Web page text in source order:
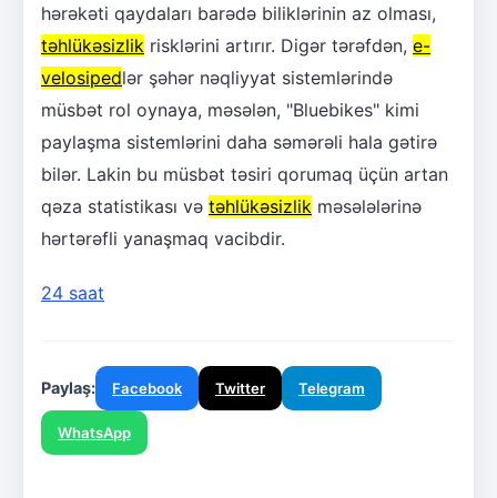
hərəkəti qaydaları barədə biliklərinin az olması,
təhlükəsizlik risklərini artırır. Digər tərəfdən, e-
velosipedlər şəhər nəqliyyat sistemlərində
müsbət rol oynaya, məsələn, "Bluebikes" kimi
paylaşma sistemlərini daha səmərəli hala gətirə
bilər. Lakin bu müsbət təsiri qorumaq üçün artan
qəza statistikası və təhlükəsizlik məsələlərinə
hərtərəfli yanaşmaq vacibdir.
24 saat
Paylaş: Facebook Twitter Telegram
WhatsApp